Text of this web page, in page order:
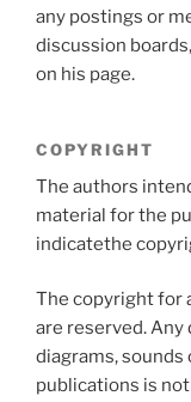
any postings or
discussion
on his page.
COPYRIGHT
The authors
material for the
indicatethe
The copyright for
are reserved. Any
diagrams,
publications is